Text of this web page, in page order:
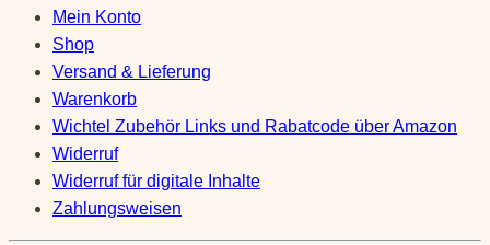
Mein Konto
Shop
Versand & Lieferung
Warenkorb
Wichtel Zubehör Links und Rabatcode über Amazon
Widerruf
Widerruf für digitale Inhalte
Zahlungsweisen